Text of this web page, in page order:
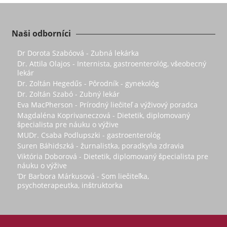
Naši odborníci
Dr Dorota Szabóová - Zubná lekárka
Dr. Attila Olajos - Internista, gastroenterológ, všeobecný
lekár
Dr. Zoltán Hegedűs - Pôrodník - gynekológ
Dr. Zoltán Szabó - Zubný lekár
Eva MacPherson - Prírodný liečiteľ a výživový poradca
Magdaléna Koprivaneczová - Dietetik, diplomovaný
špecialista pre náuku o výžive
MUDr. Csaba Podlupszki - gastroenterológ
Suren Báhidszká - žurnalistka, poradkyňa zdravia
Viktória Doborová - Dietetik, diplomovaný špecialista pre
náuku o výžive
’Dr Barbora Márkusová - Som liečiteľka,
psychoterapeutka, inštruktorka